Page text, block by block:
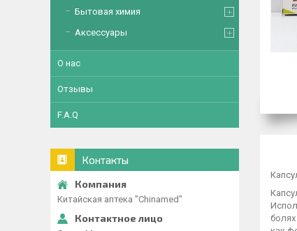
Бытовая химия
Аксессуары
О нас
Отзывы
F.A.Q
Контакты
Китайская аптека "Chinamed"